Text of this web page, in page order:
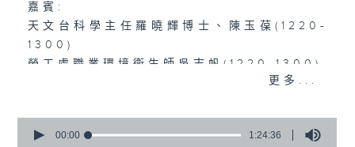
嘉賓:
天文台科學主任羅曉輝博士、陳玉葆(1220-
1300)
勞工處職業環境衞生師吳志帆(1220-1300)
復創智能公司總監劉海峰(1330-1400)更多...
seconds
00:00 1:24:36